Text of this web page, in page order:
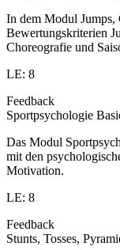
In dem Modul Jumps,
Bewertungskriterien
Choreografie und
LE: 8
Feedback
Sportpsychologie
Das Modul
mit den
Motivation.
LE: 8
Feedback
Stunts, Tosses,